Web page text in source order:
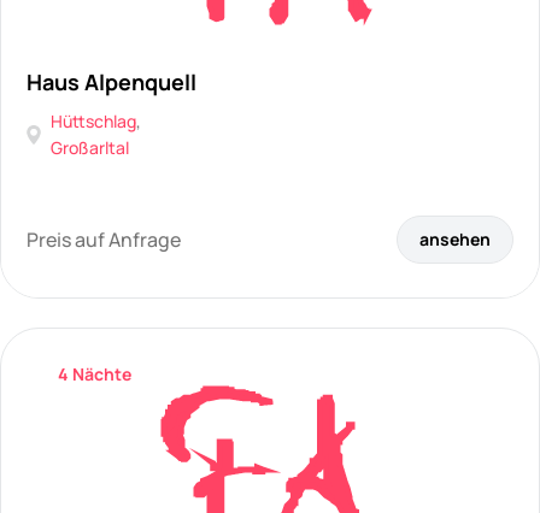
Haus Alpenquell
Hüttschlag,
Großarltal
Preis auf Anfrage ansehen
4 Nächte